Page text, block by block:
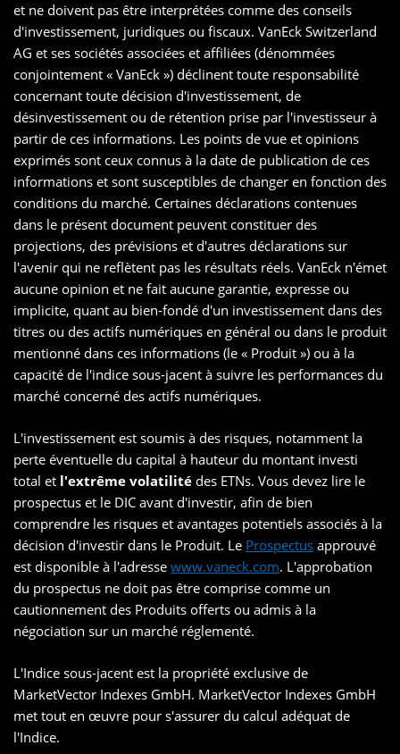
et ne doivent pas être interprétées comme des conseils
d'investissement, juridiques ou fiscaux. VanEck Switzerland
AG et ses sociétés associées et affiliées (dénommées
conjointement « VanEck ») déclinent toute responsabilité
concernant toute décision d'investissement, de
désinvestissement ou de rétention prise par l'investisseur à
partir de ces informations. Les points de vue et opinions
exprimés sont ceux connus à la date de publication de ces
informations et sont susceptibles de changer en fonction des
conditions du marché. Certaines déclarations contenues
dans le présent document peuvent constituer des
projections, des prévisions et d'autres déclarations sur
l'avenir qui ne reflètent pas les résultats réels. VanEck n'émet
aucune opinion et ne fait aucune garantie, expresse ou
implicite, quant au bien-fondé d'un investissement dans des
titres ou des actifs numériques en général ou dans le produit
mentionné dans ces informations (le « Produit ») ou à la
capacité de l'indice sous-jacent à suivre les performances du
marché concerné des actifs numériques.
L'investissement est soumis à des risques, notamment la
perte éventuelle du capital à hauteur du montant investi
total et l'extrême volatilité des ETNs. Vous devez lire le
prospectus et le DIC avant d'investir, afin de bien
comprendre les risques et avantages potentiels associés à la
décision d'investir dans le Produit. Le Prospectus approuvé
est disponible à l'adresse www.vaneck.com. L'approbation
du prospectus ne doit pas être comprise comme un
cautionnement des Produits offerts ou admis à la
négociation sur un marché réglementé.
L'Indice sous-jacent est la propriété exclusive de
MarketVector Indexes GmbH. MarketVector Indexes GmbH
met tout en œuvre pour s'assurer du calcul adéquat de
l'Indice.